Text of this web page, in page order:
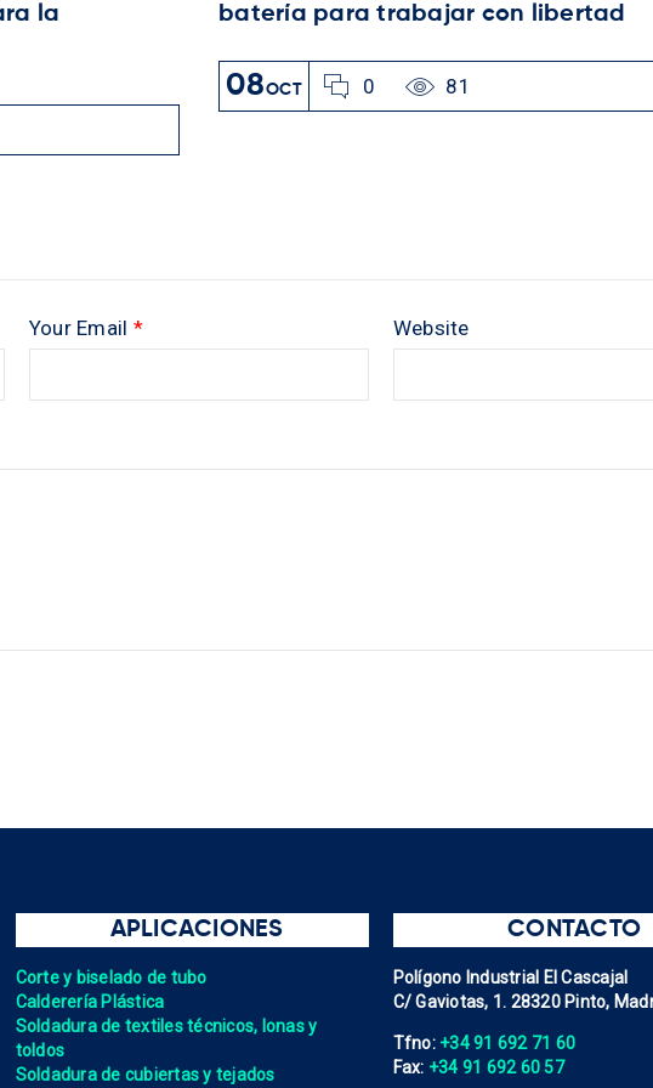
la
batería para trabajar con libertad
08OCT 0 81
Your Email * Website
APLICACIONES
Corte y biselado de tubo
Calderería Plástica
Soldadura de textiles técnicos, lonas y
toldos
Soldadura de cubiertas y tejados
CONTACTO
Polígono Industrial El Cascajal
C/ Gaviotas, 1. 28320 Pinto,
Tfno: +34 91 692 71 60
Fax: +34 91 692 60 57